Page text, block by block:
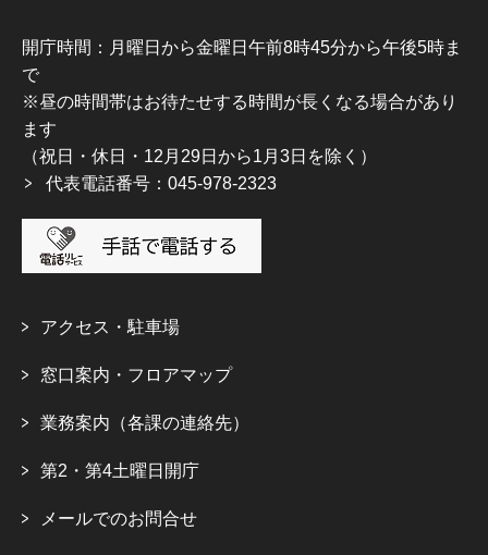
開庁時間：月曜日から金曜日午前8時45分から午後5時ま
で
※昼の時間帯はお待たせする時間が長くなる場合があり
ます
（祝日・休日・12月29日から1月3日を除く）
代表電話番号：045-978-2323
アクセス・駐車場
窓口案内・フロアマップ
業務案内（各課の連絡先）
第2・第4土曜日開庁
メールでのお問合せ